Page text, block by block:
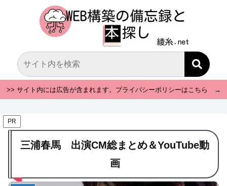
>> サイト内には広告が含まれます。プライバシーポリシーはこちら →
PR
三浦春馬 出演CM総まとめ＆YouTube動
画